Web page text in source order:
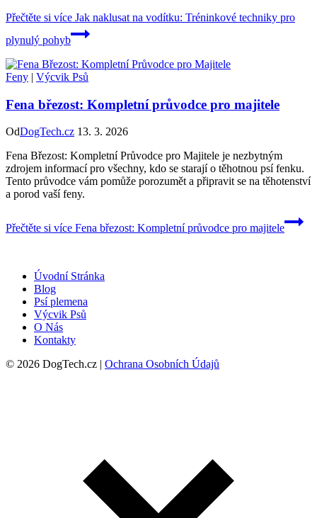
Přečtěte si více Jak naklusat na vodítku: Tréninkové techniky pro
plynulý pohyb
Feny | Výcvik Psů
Fena březost: Kompletní průvodce pro majitele
OdDogTech.cz 13. 3. 2026
Fena Březost: Kompletní Průvodce pro Majitele je nezbytným
zdrojem informací pro všechny, kdo se starají o těhotnou psí fenku.
Tento průvodce vám pomůže porozumět a připravit se na těhotenství
a porod vaší feny.
Přečtěte si více Fena březost: Kompletní průvodce pro majitele
Úvodní Stránka
Blog
Psí plemena
Výcvik Psů
O Nás
Kontakty
© 2026 DogTech.cz | Ochrana Osobních Údajů